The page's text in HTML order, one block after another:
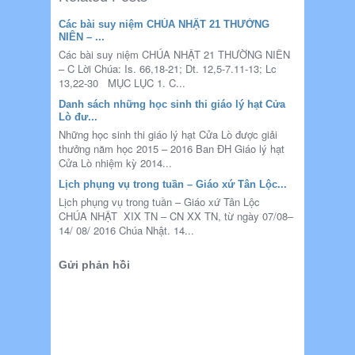
Các bài suy niệm CHÚA NHẬT 21 THƯỜNG
NIÊN – ...
Các bài suy niệm CHÚA NHẬT 21 THƯỜNG NIÊN
– C Lời Chúa: Is. 66,18-21; Dt. 12,5-7.11-13; Lc
13,22-30 MỤC LỤC 1. C...
Danh sách những học sinh thi giáo lý hạt Cửa
Lò đư...
Những học sinh thi giáo lý hạt Cửa Lò được giải
thưởng năm học 2015 – 2016 Ban ĐH Giáo lý hạt
Cửa Lò nhiệm kỳ 2014...
Lịch phụng vụ trong tuần – Giáo xứ Tân Lộc...
Lịch phụng vụ trong tuần – Giáo xứ Tân Lộc
CHÚA NHẬT XIX TN – CN XX TN, từ ngày 07/08–
14/ 08/ 2016 Chúa Nhật. 14...
Gửi phản hồi